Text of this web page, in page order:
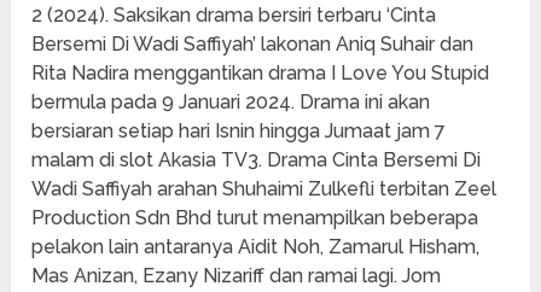
2 (2024). Saksikan drama bersiri terbaru ‘Cinta
Bersemi Di Wadi Saffiyah’ lakonan Aniq Suhair dan
Rita Nadira menggantikan drama I Love You Stupid
bermula pada 9 Januari 2024. Drama ini akan
bersiaran setiap hari Isnin hingga Jumaat jam 7
malam di slot Akasia TV3. Drama Cinta Bersemi Di
Wadi Saffiyah arahan Shuhaimi Zulkefli terbitan Zeel
Production Sdn Bhd turut menampilkan beberapa
pelakon lain antaranya Aidit Noh, Zamarul Hisham,
Mas Anizan, Ezany Nizariff dan ramai lagi. Jom